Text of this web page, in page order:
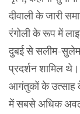
दीवाली के जारी
रंगोली के रूप में
दुबई से सलीम-
प्रदर्शन शामिल थे।
आगंतुकों के उत्साह
में सबसे अधिक